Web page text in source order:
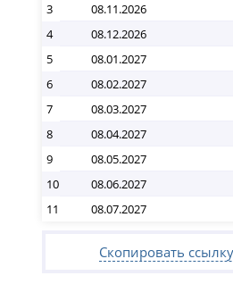
3
08.11.2026
4
08.12.2026
5
08.01.2027
6
08.02.2027
7
08.03.2027
8
08.04.2027
9
08.05.2027
10
08.06.2027
11
08.07.2027
Скопировать